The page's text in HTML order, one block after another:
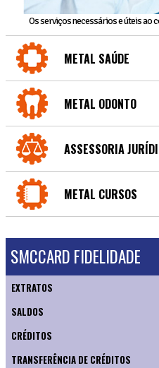
Os serviços necessários e úteis ao
METAL SAÚDE
METAL ODONTO
ASSESSORIA
METAL CURSOS
SMCCARD FIDELIDADE
EXTRATOS
SALDOS
CRÉDITOS
TRANSFERÊNCIA DE CRÉDITOS